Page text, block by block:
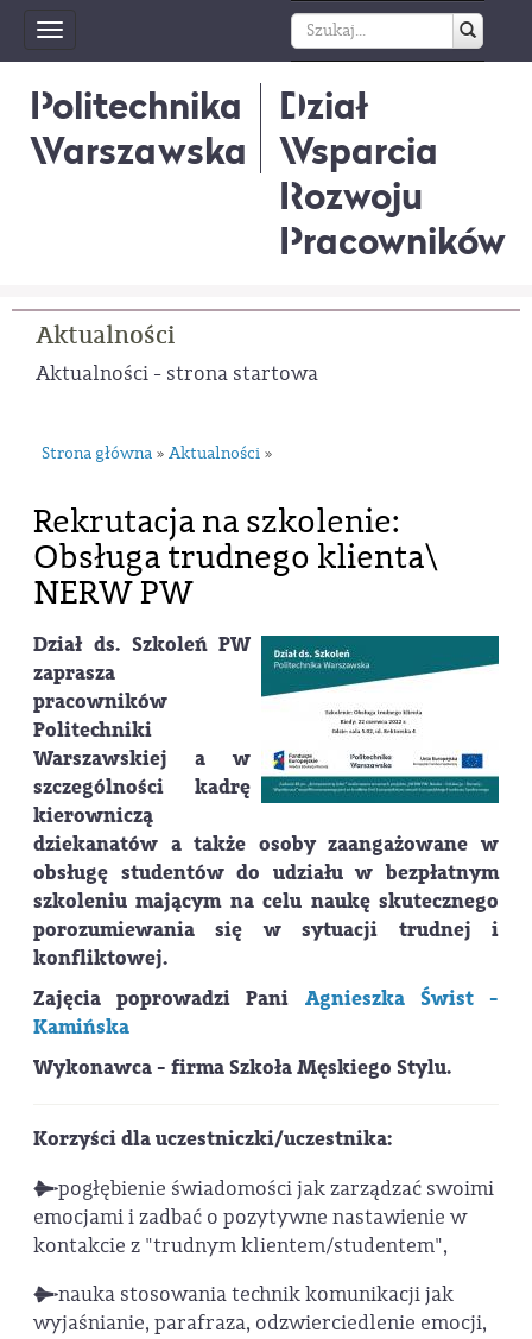
Toggle
navigation
Politechnika
Warszawska
Dział
Wsparcia
Rozwoju
Pracowników
Aktualności
Aktualności - strona startowa
Strona główna » Aktualności »
Rekrutacja na szkolenie:
Obsługa trudnego klienta\
NERW PW
Dział ds. Szkoleń PW
zaprasza
pracowników
Politechniki
Warszawskiej a w
szczególności kadrę
kierowniczą
dziekanatów a także osoby zaangażowane w
obsługę studentów do udziału w bezpłatnym
szkoleniu mającym na celu naukę skutecznego
porozumiewania się w sytuacji trudnej i
konfliktowej.
Zajęcia poprowadzi Pani Agnieszka Świst -
Kamińska
Wykonawca - firma Szkoła Męskiego Stylu.
Korzyści dla uczestniczki/uczestnika:
pogłębienie świadomości jak zarządzać swoimi
emocjami i zadbać o pozytywne nastawienie w
kontakcie z "trudnym klientem/studentem",
nauka stosowania technik komunikacji jak
wyjaśnianie, parafraza, odzwierciedlenie emocji,